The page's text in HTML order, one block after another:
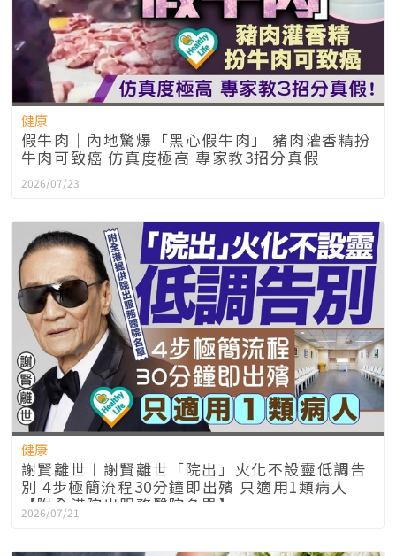
健康
假牛肉｜內地驚爆「黑心假牛肉」 豬肉灌香精扮
牛肉可致癌 仿真度極高 專家教3招分真假
2026/07/23
健康
謝賢離世︱謝賢離世「院出」火化不設靈低調告
別 4步極簡流程30分鐘即出殯 只適用1類病人
【附全港院出服務醫院名單】
2026/07/21